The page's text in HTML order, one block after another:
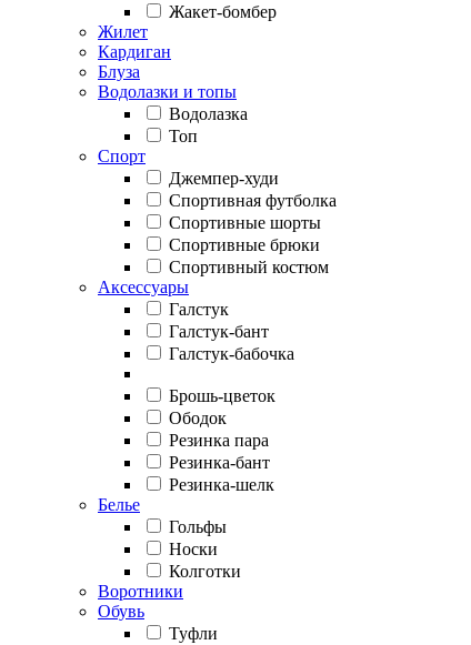
Жакет-бомбер
Жилет
Кардиган
Блуза
Водолазки и топы
Водолазка
Топ
Спорт
Джемпер-худи
Спортивная футболка
Спортивные шорты
Спортивные брюки
Спортивный костюм
Аксессуары
Галстук
Галстук-бант
Галстук-бабочка
Брошь-цветок
Ободок
Резинка пара
Резинка-бант
Резинка-шелк
Белье
Гольфы
Носки
Колготки
Воротники
Обувь
Туфли